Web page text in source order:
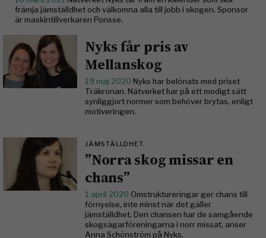
främja jämställdhet och välkomna alla till jobb i skogen. Sponsor
är maskintillverkaren Ponsse.
Nyks får pris av
Mellanskog
19 maj 2020 Nyks har belönats med priset
Träkronan. Nätverket har på ett modigt sätt
synliggjort normer som behöver brytas, enligt
motiveringen.
JÄMSTÄLLDHET.
”Norra skog missar en
chans”
1 april 2020 Omstruktureringar ger chans till
förnyelse, inte minst när det gäller
jämställdhet. Den chansen har de samgående
skogsägarföreningarna i norr missat, anser
Anna Schönström på Nyks.